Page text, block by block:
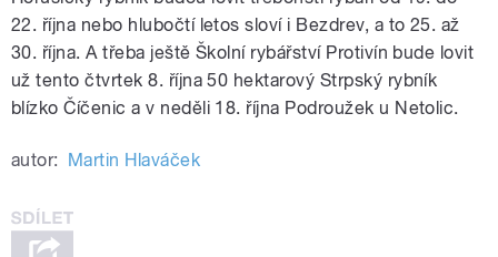
22. října nebo hlubočtí letos sloví i Bezdrev, a to 25. až
30. října. A třeba ještě Školní rybářství Protivín bude lovit
už tento čtvrtek 8. října 50 hektarový Strpský rybník
blízko Číčenic a v neděli 18. října Podroužek u Netolic.
autor: Martin Hlaváček